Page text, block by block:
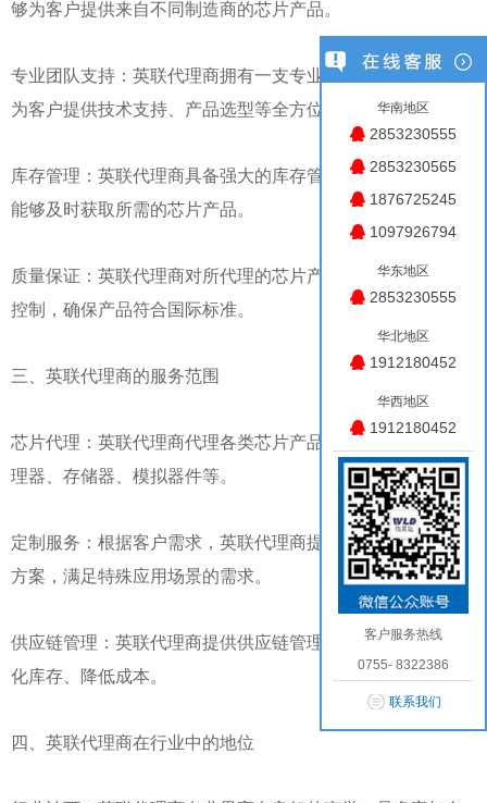
够为客户提供来自不同制造商的芯片产品。
专业团队支持：英联代理商拥有一支专业的技术团队，能够
为客户提供技术支持、产品选型等全方位服务。
库存管理：英联代理商具备强大的库存管理能力，确保客户
能够及时获取所需的芯片产品。
质量保证：英联代理商对所代理的芯片产品进行严格的质量
控制，确保产品符合国际标准。
三、英联代理商的服务范围
芯片代理：英联代理商代理各类芯片产品，包括但不限于处
理器、存储器、模拟器件等。
定制服务：根据客户需求，英联代理商提供定制化芯片解决
方案，满足特殊应用场景的需求。
供应链管理：英联代理商提供供应链管理服务，帮助客户优
化库存、降低成本。
四、英联代理商在行业中的地位
华南地区
2853230555
2853230565
1876725245
1097926794
华东地区
2853230555
华北地区
1912180452
华西地区
1912180452
客户服务热线
0755- 8322386
联系我们